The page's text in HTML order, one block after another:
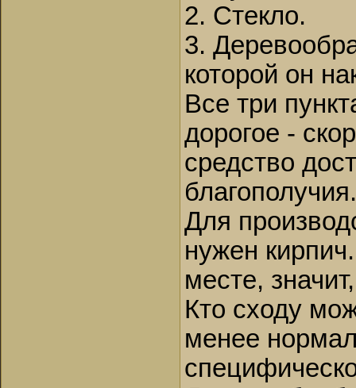
2. Стекло.
3.
которой он
Все три
дорогое -
средство
благополучия.
Для
нужен
месте,
Кто сходу
менее